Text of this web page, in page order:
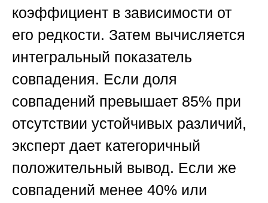
коэффициент в зависимости от
его редкости. Затем вычисляется
интегральный показатель
совпадения. Если доля
совпадений превышает 85% при
отсутствии устойчивых различий,
эксперт дает категоричный
положительный вывод. Если же
совпадений менее 40% или